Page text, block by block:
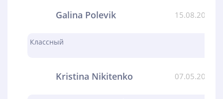
Galina Polevik 15.08.2024
Классный
Kristina Nikitenko 07.05.2024